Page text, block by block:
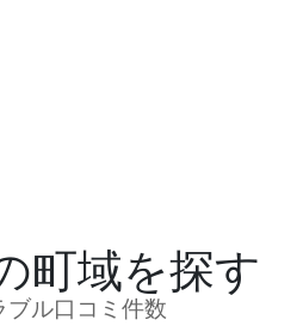
町域を探す
ブル口コミ件数